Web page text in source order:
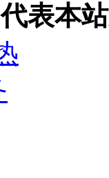
表本